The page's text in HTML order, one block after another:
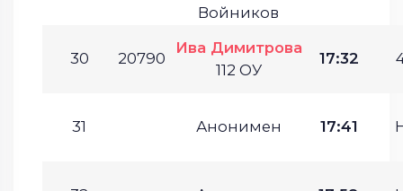
Войников
30 20790
Ива Димитрова
112 ОУ
17:32
31 Анонимен 17:41